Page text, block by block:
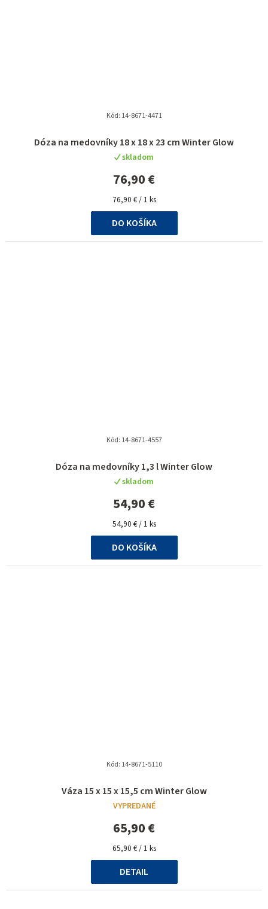
Dóza na medovníky 18 x 18 x 23 cm Winter Glow
skladom
76,90 €
Jednotková
cena:
76,90 € / 1 ks
DO KOŠÍKA
Kód: 14-8671-4471
Dóza na medovníky 1,3 l Winter Glow
skladom
54,90 €
Jednotková
cena:
54,90 € / 1 ks
DO KOŠÍKA
Kód: 14-8671-4557
Váza 15 x 15 x 15,5 cm Winter Glow
VYPREDANÉ
65,90 €
Jednotková
cena:
65,90 € / 1 ks
DETAIL
Kód: 14-8671-5110